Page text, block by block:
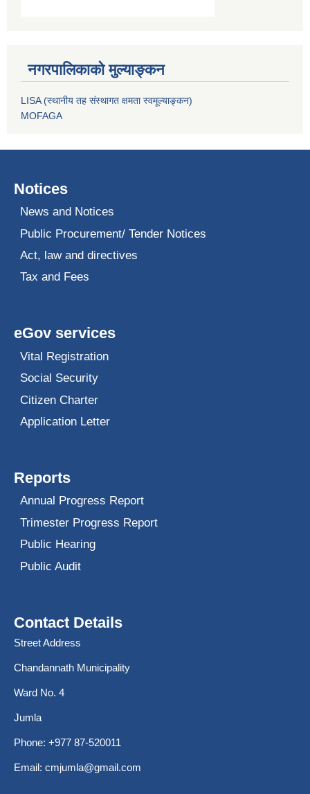
नगरपालिकाको मुल्याङ्कन
LISA (स्थानीय तह संस्थागत क्षमता स्वमूल्याङ्कन)
MOFAGA
Notices
News and Notices
Public Procurement/ Tender Notices
Act, law and directives
Tax and Fees
eGov services
Vital Registration
Social Security
Citizen Charter
Application Letter
Reports
Annual Progress Report
Trimester Progress Report
Public Hearing
Public Audit
Contact Details
Street Address
Chandannath Municipality
Ward No. 4
Jumla
Phone: +977 87-520011
Email: cmjumla@gmail.com